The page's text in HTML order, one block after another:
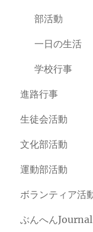
部活動
一日の生活
学校行事
進路行事
生徒会活動
文化部活動
運動部活動
ボランティア活
ぶんへんJournal